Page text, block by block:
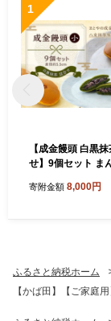
1
【成金饅頭 白黒
せ】9個セット まんじゅう 饅
市
寄附金額 8,000円
ふるさと納税ホーム
【かば田】【ご家庭